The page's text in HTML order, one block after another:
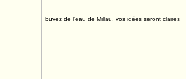
--------------------
buvez de l'eau de Millau, vos idées seront claires